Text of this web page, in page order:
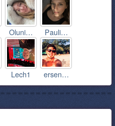
Oluni… Pauli…
Lech1 ersen…